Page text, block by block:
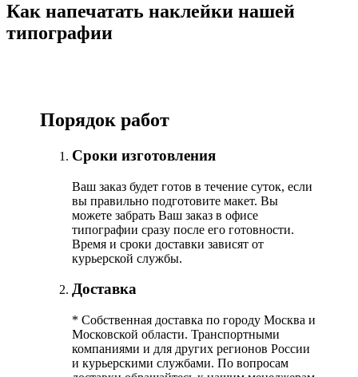
Как напечатать наклейки нашей
типографии
Порядок работ
Сроки изготовления
Ваш заказ будет готов в течение суток, если
вы правильно подготовите макет. Вы
можете забрать Ваш заказ в офисе
типографии сразу после его готовности.
Время и сроки доставки зависят от
курьерской службы.
Доставка
* Собственная доставка по городу Москва и
Московской области. Транспортными
компаниями и для других регионов России
и курьерскими службами. По вопросам